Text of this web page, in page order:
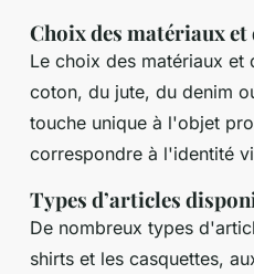
Choix des matériaux et
Le choix des matériaux et
coton, du jute, du denim
touche unique à l'objet
correspondre à l'identité
Types d’articles
De nombreux types
shirts et les casquettes,